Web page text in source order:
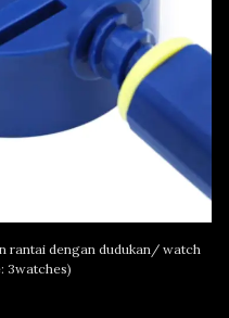
rantai dengan dudukan/ watch
3watches)